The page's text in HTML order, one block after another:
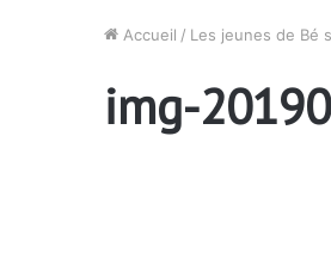
Accueil / Les jeunes de Bé
img-